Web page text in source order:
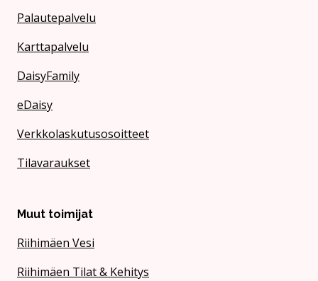
Palautepalvelu
Karttapalvelu
DaisyFamily
eDaisy
Verkkolaskutusosoitteet
Tilavaraukset
Muut toimijat
Riihimäen Vesi
Riihimäen Tilat & Kehitys